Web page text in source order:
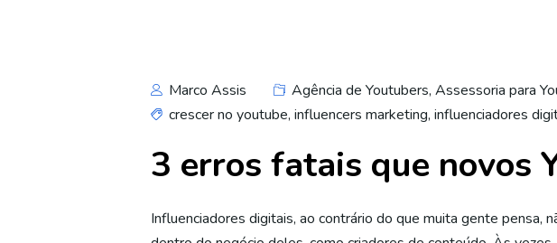
Marco Assis Agência de Youtubers, Assessoria para
crescer no youtube, influencers marketing, influenciadores
3 erros fatais que novos
Influenciadores digitais, ao contrário do que muita gente